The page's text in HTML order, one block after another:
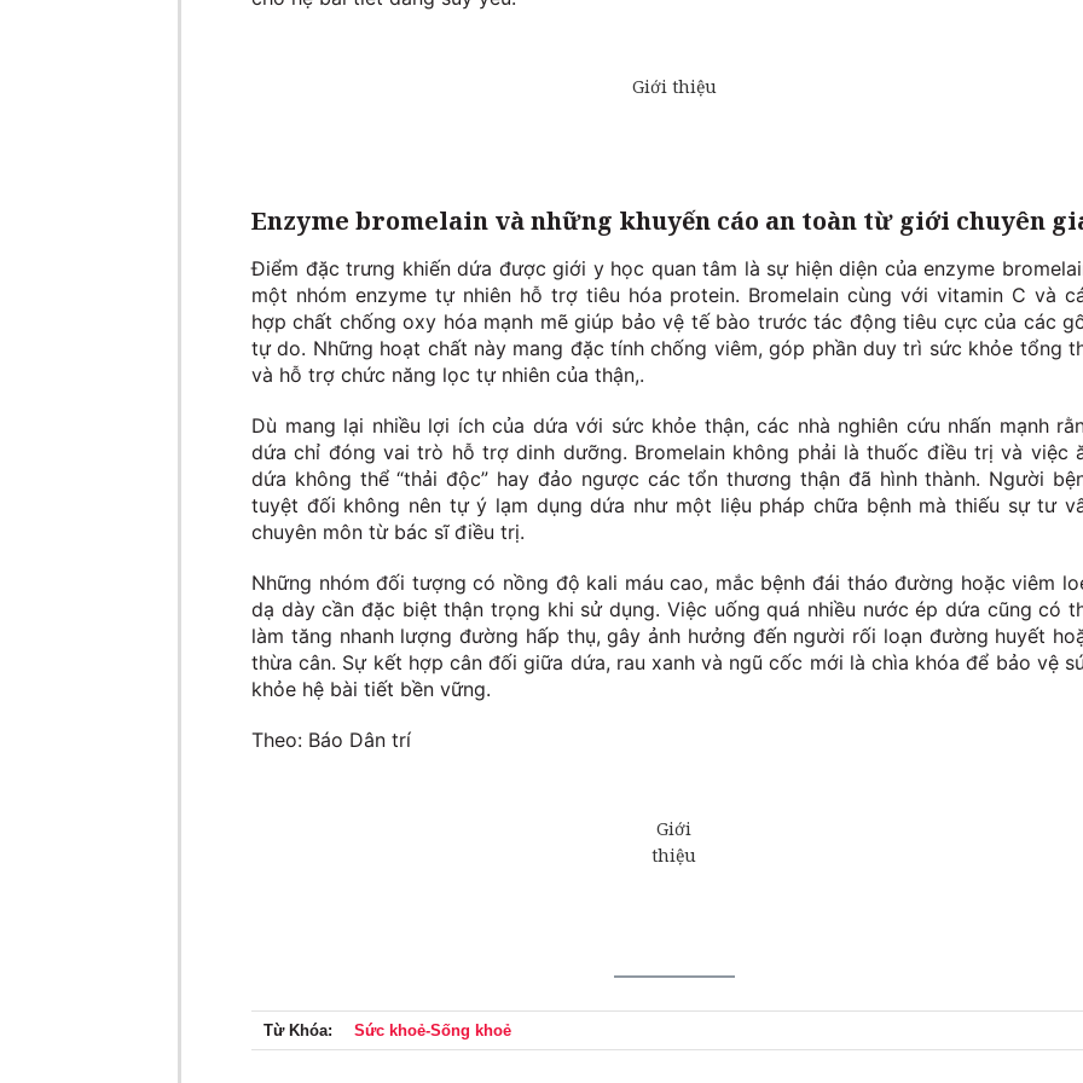
Enzyme bromelain và những khuyến cáo an toàn từ giới chuyên
Điểm đặc trưng khiến dứa được giới y học quan tâm là sự hiện diện của enzyme
một nhóm enzyme tự nhiên hỗ trợ tiêu hóa protein. Bromelain cùng với vitamin C và
hợp chất chống oxy hóa mạnh mẽ giúp bảo vệ tế bào trước tác động tiêu cực của các
tự do. Những hoạt chất này mang đặc tính chống viêm, góp phần duy trì sức khỏe tổng
và hỗ trợ chức năng lọc tự nhiên của thận,.
Dù mang lại nhiều lợi ích của dứa với sức khỏe thận, các nhà nghiên cứu nhấn mạnh
dứa chỉ đóng vai trò hỗ trợ dinh dưỡng. Bromelain không phải là thuốc điều trị và việc
dứa không thể “thải độc” hay đảo ngược các tổn thương thận đã hình thành. Người
tuyệt đối không nên tự ý lạm dụng dứa như một liệu pháp chữa bệnh mà thiếu sự tư
chuyên môn từ bác sĩ điều trị.
Những nhóm đối tượng có nồng độ kali máu cao, mắc bệnh đái tháo đường hoặc viêm
dạ dày cần đặc biệt thận trọng khi sử dụng. Việc uống quá nhiều nước ép dứa cũng có
làm tăng nhanh lượng đường hấp thụ, gây ảnh hưởng đến người rối loạn đường huyết
thừa cân. Sự kết hợp cân đối giữa dứa, rau xanh và ngũ cốc mới là chìa khóa để bảo vệ
khỏe hệ bài tiết bền vững.
Theo: Báo Dân trí
Từ Khóa: Sức khoẻ-Sống khoẻ